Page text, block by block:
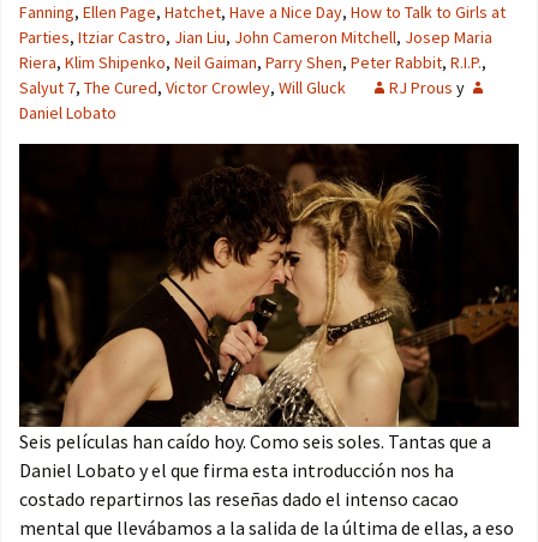
Fanning, Ellen Page, Hatchet, Have a Nice Day, How to Talk to Girls at
Parties, Itziar Castro, Jian Liu, John Cameron Mitchell, Josep Maria
Riera, Klim Shipenko, Neil Gaiman, Parry Shen, Peter Rabbit, R.I.P.,
Salyut 7, The Cured, Victor Crowley, Will Gluck RJ Prous y
Daniel Lobato
Seis películas han caído hoy. Como seis soles. Tantas que a
Daniel Lobato y el que firma esta introducción nos ha
costado repartirnos las reseñas dado el intenso cacao
mental que llevábamos a la salida de la última de ellas, a eso